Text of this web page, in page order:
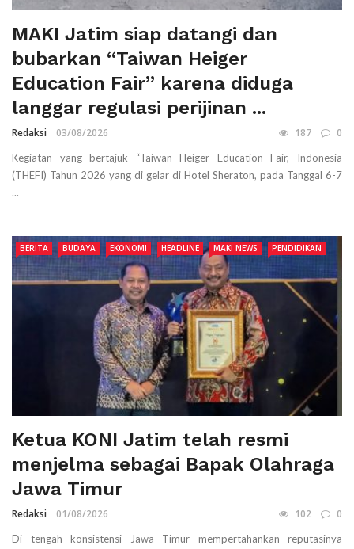
MAKI Jatim siap datangi dan
bubarkan “Taiwan Heiger
Education Fair” karena diduga
langgar regulasi perijinan ...
Redaksi 03/08/2026 187 0
Kegiatan yang bertajuk “Taiwan Heiger Education Fair, Indonesia
(THEFI) Tahun 2026 yang di gelar di Hotel Sheraton, pada Tanggal 6-7
...
BERITA BUDAYA EKONOMI HEADLINE MAKI NEWS PENDIDIKAN
Ketua KONI Jatim telah resmi
menjelma sebagai Bapak Olahraga
Jawa Timur
Redaksi 01/08/2026 102 0
Di tengah konsistensi Jawa Timur mempertahankan reputasinya